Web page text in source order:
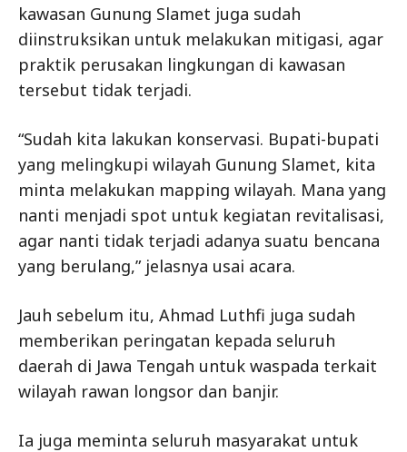
kawasan Gunung Slamet juga sudah
diinstruksikan untuk melakukan mitigasi, agar
praktik perusakan lingkungan di kawasan
tersebut tidak terjadi.
“Sudah kita lakukan konservasi. Bupati-bupati
yang melingkupi wilayah Gunung Slamet, kita
minta melakukan mapping wilayah. Mana yang
nanti menjadi spot untuk kegiatan revitalisasi,
agar nanti tidak terjadi adanya suatu bencana
yang berulang,” jelasnya usai acara.
Jauh sebelum itu, Ahmad Luthfi juga sudah
memberikan peringatan kepada seluruh
daerah di Jawa Tengah untuk waspada terkait
wilayah rawan longsor dan banjir.
Ia juga meminta seluruh masyarakat untuk